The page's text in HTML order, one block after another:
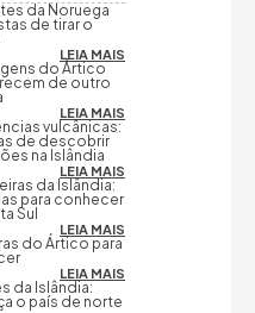
da Noruega
de tirar o
LEIA MAIS
do Ártico
de outro
LEIA MAIS
vulcânicas:
de descobrir
na Islândia
LEIA MAIS
da Islândia:
para conhecer
Sul
LEIA MAIS
do Ártico para
LEIA MAIS
da Islândia:
o país de norte